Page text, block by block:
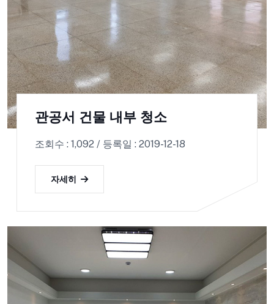
관공서 건물 내부 청소
조회수 : 1,092 / 등록일 : 2019-12-18
자세히